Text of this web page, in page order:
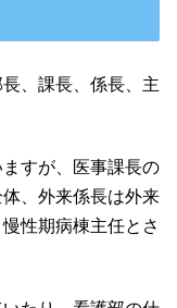
、課長、係長、主
すが、医事課長の
、外来係長は外来
性期病棟主任とさ